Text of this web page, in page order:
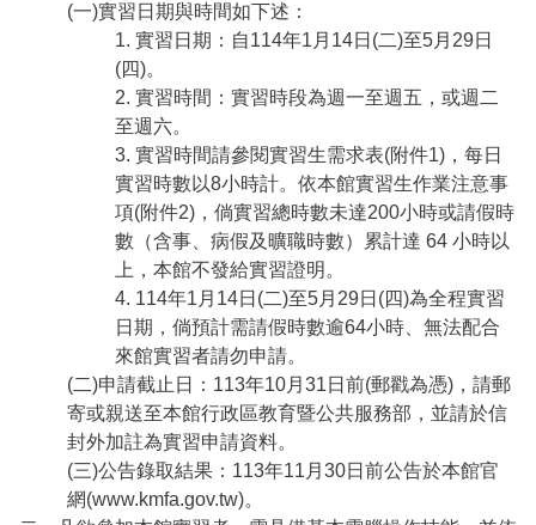
Pinkoi 電商平台
視覺影像資料庫│影音紀錄
藝術認證│高美館館刊
百夜藝術默讀│典藏閱讀
南島當代記憶工程│資料庫
典藏3D手上Run
流於形式—梁任宏個展(1999-2024)
透景線：實境的疊隱與擴張
2022高雄獎
2021 TAKAO．台客．南方HUE：李俊賢
2021高雄獎
南方作為相遇之所
2019 奔‧月—劉國松
來自大地的祝福— 2019-2020典藏捐贈展
感知棲所— 關鍵典藏2019-2020
南方作為相遇之所
感動兔 高美特展
感動虎 高美特展
感動牛 高美特展
感動鼠 高美特展
相遇在南方 - 教/學包
美術資源教室-手作課程
藝術遊戲號
畫想想‧想畫畫
尋寶高雄 - 校園推廣教材
組織職掌
規劃傳承
高美館大事記
高美之友
美術館會員
合作夥伴
(一)實習日期與時間如下述：
1. 實習日期：自114年1月14日(二)至5月29日
(四)。
2. 實習時間：實習時段為週一至週五，或週二
至週六。
3. 實習時間請參閱實習生需求表(附件1)，每日
實習時數以8小時計。依本館實習生作業注意事
項(附件2)，倘實習總時數未達200小時或請假時
數（含事、病假及曠職時數）累計達 64 小時以
上，本館不發給實習證明。
4. 114年1月14日(二)至5月29日(四)為全程實習
日期，倘預計需請假時數逾64小時、無法配合
來館實習者請勿申請。
(二)申請截止日：113年10月31日前(郵戳為憑)，請郵
寄或親送至本館行政區教育暨公共服務部，並請於信
封外加註為實習申請資料。
(三)公告錄取結果：113年11月30日前公告於本館官
網(www.kmfa.gov.tw)。